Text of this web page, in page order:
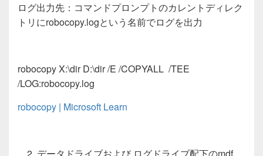
ログ出力先：コマンドプロンプトのカレントディレク
トリにrobocopy.logという名前でログを出力
robocopy X:\dir D:\dir /E /COPYALL /TEE
/LOG:robocopy.log
robocopy | Microsoft Learn